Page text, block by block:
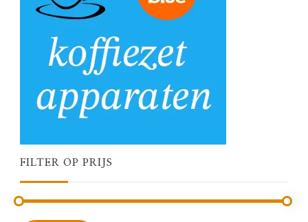
FILTER OP PRIJS